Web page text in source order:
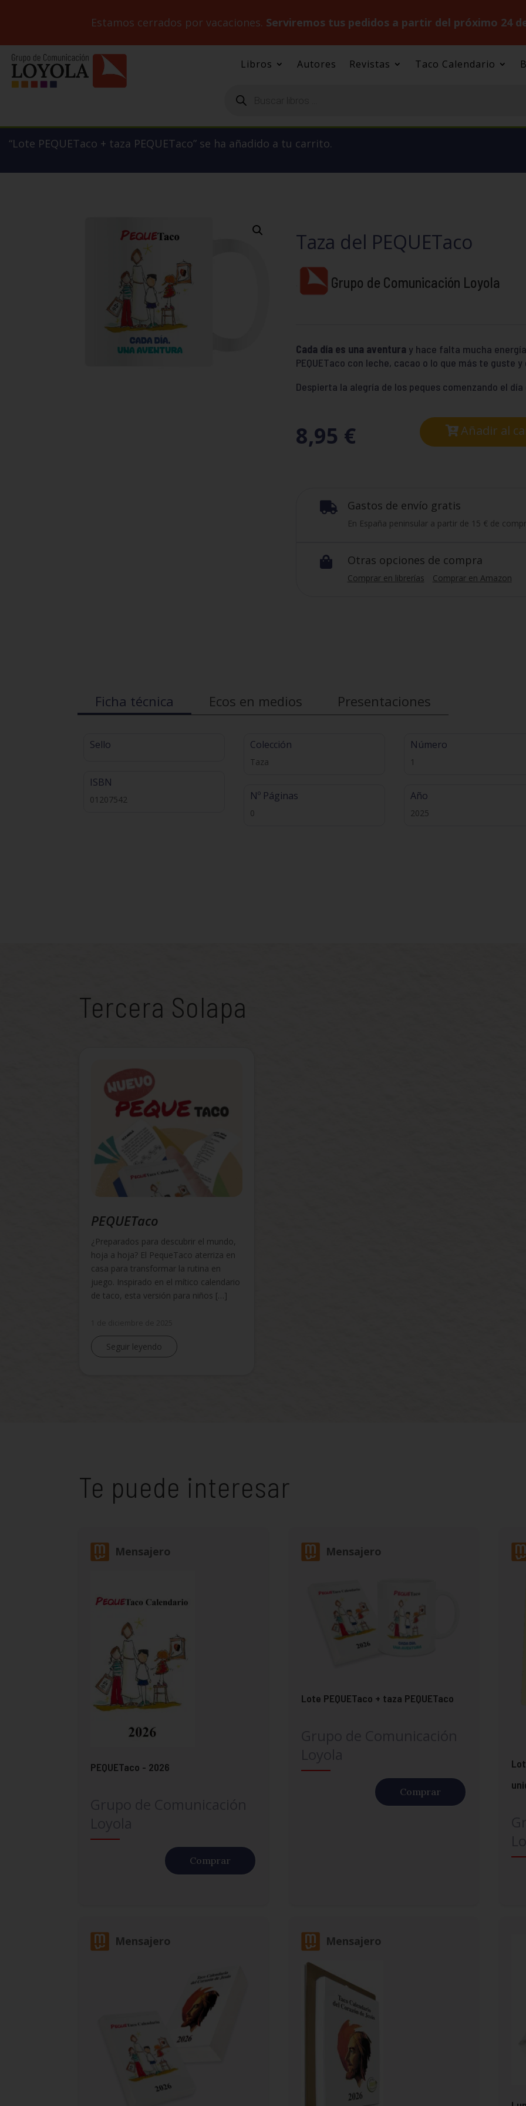
Estamos cerrados por vacaciones. Serviremos tus pedidos a partir del próximo 24
Libros Autores Revistas Taco Calendario
productos
“Lote PEQUETaco + taza PEQUETaco” se ha añadido a tu carrito.
Taza del PEQUETaco
Grupo de Comunicación Loyola
Cada día es una aventura y hace falta mucha
PEQUETaco con leche, cacao o lo que más te guste
Despierta la alegría de los peques comenzando el día
8,95 € Añadir al
 Gastos de envío gratis
En España peninsular a partir de 15 € de
 Otras opciones de compra
Comprar en librerías Comprar en Amazon
Ficha técnica Ecos en medios Presentaciones
Sello
ISBN
01207542
Colección
Taza
Nº Páginas
0
Número
1
Año
2025
Tercera Solapa
PEQUETaco
¿Preparados para descubrir el mundo,
hoja a hoja? El PequeTaco aterriza en
casa para transformar la rutina en
juego. Inspirado en el mítico calendario
de taco, esta versión para niños […]
Seguir leyendo
Te puede interesar
Mensajero
PEQUETaco - 2026
Comprar
Mensajero
Lote PEQUETaco + taza PEQUETaco
Comprar
Mensajero Mensajero